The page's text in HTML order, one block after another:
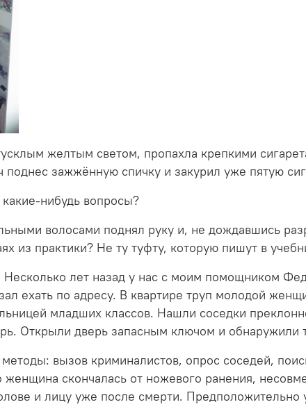
желтым светом, пропахла крепкими
зажжённую спичку и закурил уже пятую
нибудь вопросы?
волосами поднял руку и, не дождавшись
из практики? Не ту туфту, которую пишут в
лет назад у нас с моим помощником
ехать по адресу. В квартире труп молодой
младших классов. Нашли соседки
Открыли дверь запасным ключом и обнаружили
вызов криминалистов, опрос соседей,
женщина скончалась от ножевого ранения,
и лицу уже после смерти.